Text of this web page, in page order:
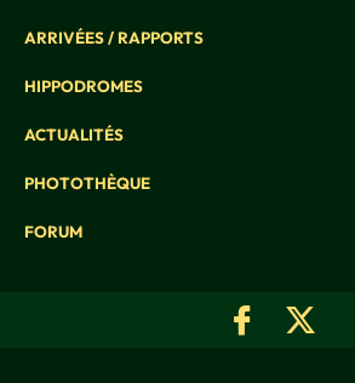
ARRIVÉES / RAPPORTS
HIPPODROMES
ACTUALITÉS
PHOTOTHÈQUE
FORUM